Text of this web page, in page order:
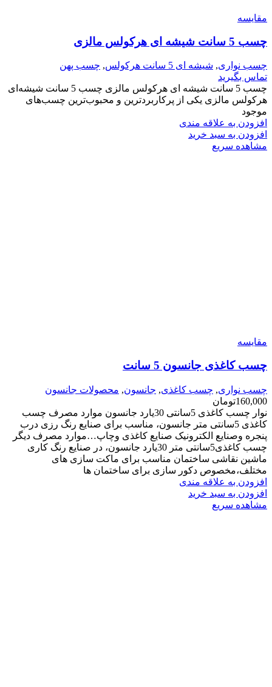
مقایسه
چسب 5 سانت شیشه ای هرکولس مالزی
چسب نواری, شیشه ای 5 سانت هرکولس , چسب پهن
تماس بگیرید
چسب 5 سانت شیشه ای هرکولس مالزی چسب 5 سانت شیشه‌ای
هرکولس مالزی یکی از پرکاربردترین و محبوب‌ترین چسب‌های
موجود
افزودن به علاقه مندی
افزودن به سبد خرید
مشاهده سریع
مقایسه
چسب کاغذی جانسون 5 سانت
چسب نواری, چسب کاغذی, جانسون, محصولات جانسون
160,000تومان
نوار چسب کاغذی 5سانتی 30یارد جانسون موارد مصرف چسب
کاغذی 5سانتی متر جانسون، مناسب برای صنایع رنگ رزی درب
پنجره وصنایع الکترونیک صنایع کاغذی وچاپ…موارد مصرف دیگر
چسب کاغذی5سانتی متر 30یارد جانسون، در صنایع رنگ کاری
ماشین نقاشی ساختمان مناسب برای ماکت سازی های
مختلف،مخصوص دکور سازی برای ساختمان ها
افزودن به علاقه مندی
افزودن به سبد خرید
مشاهده سریع